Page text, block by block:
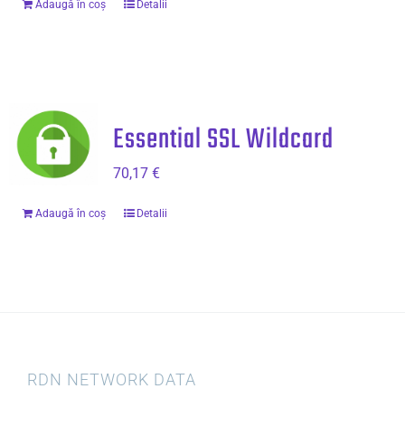
Adaugă în coș Detalii
Essential SSL Wildcard
70,17 €
Adaugă în coș Detalii
RDN NETWORK DATA